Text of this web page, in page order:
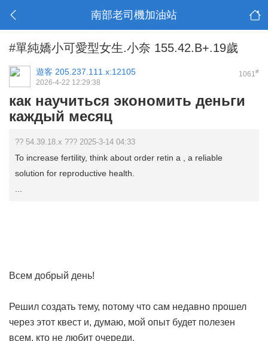
南部老司機加油站
#單純嬌小可愛型女生.小奈 155.42.B+.19歲
1061#
遊客 205.237.111.x:12105
2026-4-22 12:29:38
как научиться экономить деньги
каждый месяц
?? 54.39.18.x ??? 2025-3-14 04:33
To increase fertility, think about order retin a , a reliable
solution for reproductive health.
Всем добрый день!
Решил создать тему, потому что сам недавно прошел
через этот квест и, думаю, мой опыт будет полезен
всем, кто не любит очереди.